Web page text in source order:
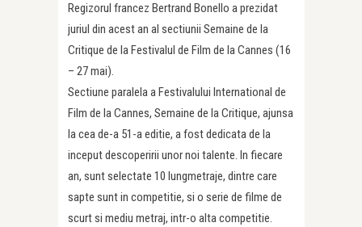
Regizorul francez Bertrand Bonello a prezidat
juriul din acest an al sectiunii Semaine de la
Critique de la Festivalul de Film de la Cannes (16
– 27 mai).
Sectiune paralela a Festivalului International de
Film de la Cannes, Semaine de la Critique, ajunsa
la cea de-a 51-a editie, a fost dedicata de la
inceput descoperirii unor noi talente. In fiecare
an, sunt selectate 10 lungmetraje, dintre care
sapte sunt in competitie, si o serie de filme de
scurt si mediu metraj, intr-o alta competitie.